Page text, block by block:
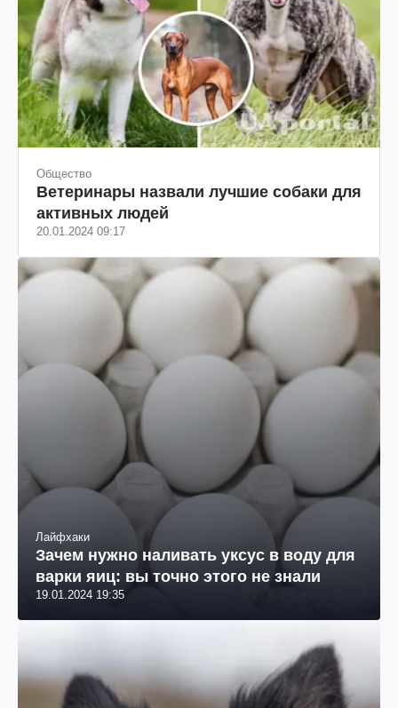
Общество
Ветеринары назвали лучшие собаки для
активных людей
20.01.2024 09:17
Лайфхаки
Зачем нужно наливать уксус в воду для
варки яиц: вы точно этого не знали
19.01.2024 19:35